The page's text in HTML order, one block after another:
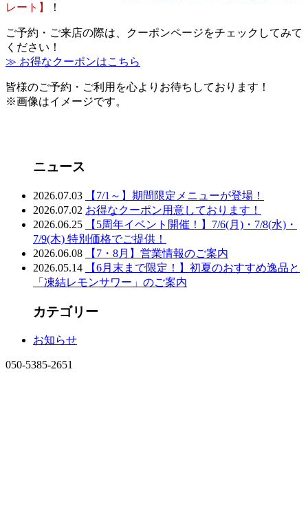
レート】
！
ご予約・ご来店の際は、クーポンページをチェックしてみて
ください！
≫ お得なクーポンはこちら
皆様のご予約・ご利用を心よりお待ちしております！
※画像はイメージです。
ニュース
2026.07.03
【7/1～】期間限定メニューが登場！
2026.07.02 お得なクーポン用意しております！
2026.06.25
【5周年イベント開催！】7/6(月)・7/8(水)・
7/9(木) 特別価格でご提供！
2026.06.08
【7・8月】営業情報のご案内
2026.05.14
【6月末まで限定！】初夏のおすすめ逸品と
「凍結レモンサワー」のご案内
カテゴリー
お知らせ
050-5385-2651